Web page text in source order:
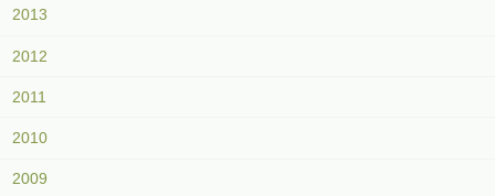
2013
2012
2011
2010
2009